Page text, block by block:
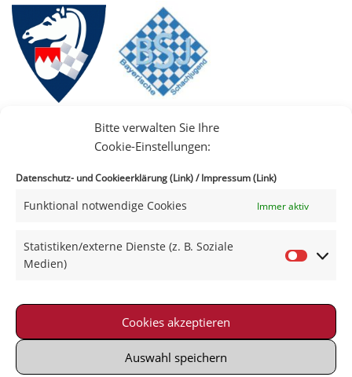
Bitte verwalten Sie Ihre
Cookie-Einstellungen:
Datenschutz- und Cookieerklärung (Link)/Impressum (Link)
Funktional notwendige Cookies Immer aktiv
Statistiken/externe Dienste (z. B. Soziale
Medien)
Cookies akzeptieren
Auswahl speichern
|Datenschutz|Kontakt
© 2021-2026 Schachklub Schweinfurt 2000 e. V.
Powered by Wordpress with Neve-Theme